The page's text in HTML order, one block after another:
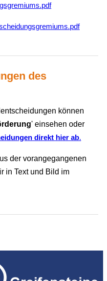
des
können
' einsehen oder
direkt hier ab.
der vorangegangenen
in Text und Bild im